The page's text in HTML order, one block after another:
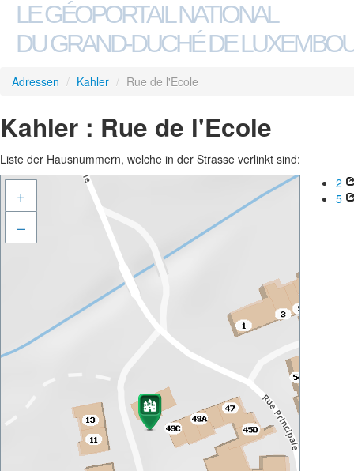
LE GÉOPORTAIL NATIONAL
DU GRAND-DUCHÉ DE
Adressen / Kahler / Rue de l'Ecole
Kahler : Rue de l'Ecole
Liste der Hausnummern, welche in der Strasse verlinkt sind:
+
–
2
5